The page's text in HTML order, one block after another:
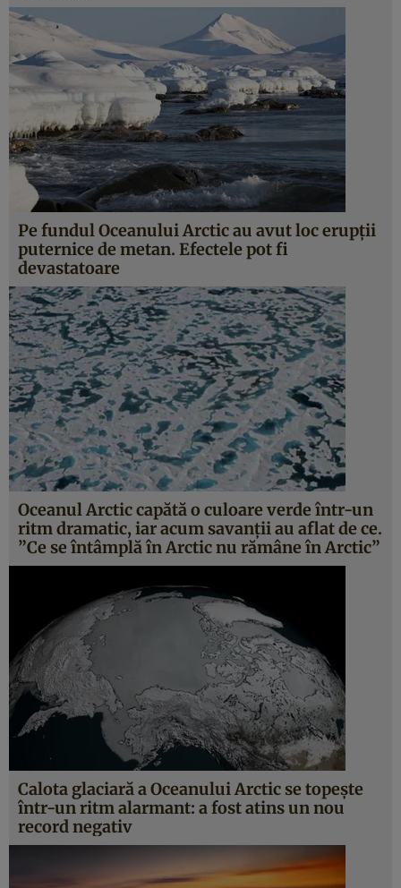
Pe fundul Oceanului Arctic au avut loc erupţii
puternice de metan. Efectele pot fi
devastatoare
Oceanul Arctic capătă o culoare verde într-un
ritm dramatic, iar acum savanţii au aflat de ce.
”Ce se întâmplă în Arctic nu rămâne în Arctic”
Calota glaciară a Oceanului Arctic se topeşte
într-un ritm alarmant: a fost atins un nou
record negativ